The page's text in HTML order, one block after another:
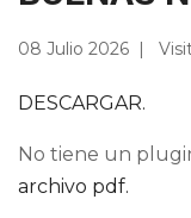
08 Julio 2026
DESCARGAR.
No tiene un
archivo pdf.